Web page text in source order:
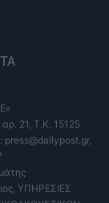
21, Τ.Κ. 15125
ΥΠΗΡΕΣΙΕΣ